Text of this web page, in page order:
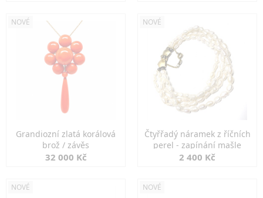
NOVÉ
Grandiozní zlatá korálová
brož / závěs
32 000 Kč
NOVÉ
Čtyřřadý náramek z říčních
perel - zapínání mašle
2 400 Kč
NOVÉ NOVÉ